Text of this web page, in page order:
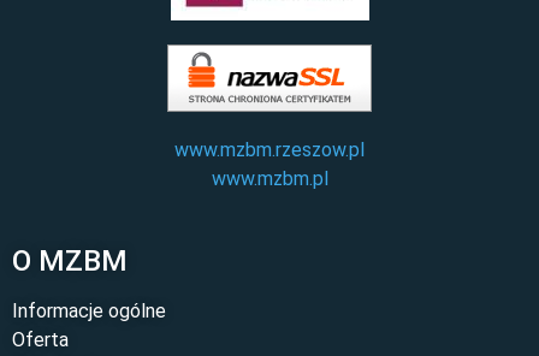
O MZBM
Informacje ogólne
Oferta
www.mzbm.rzeszow.pl
www.mzbm.pl